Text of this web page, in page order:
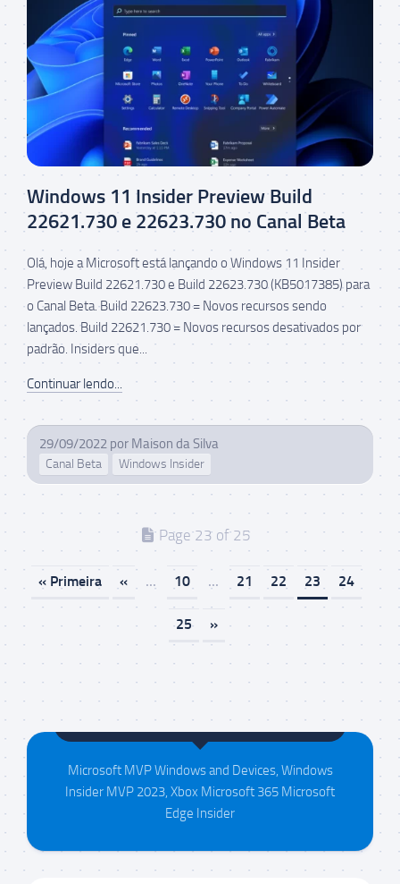
Windows 11 Insider Preview Build
22621.730 e 22623.730 no Canal Beta
Olá, hoje a Microsoft está lançando o Windows 11 Insider
Preview Build 22621.730 e Build 22623.730 (KB5017385) para
o Canal Beta. Build 22623.730 = Novos recursos sendo
lançados. Build 22621.730 = Novos recursos desativados por
padrão. Insiders que...
Continuar lendo...
29/09/2022 por Maison da Silva
Canal Beta Windows Insider
Page 23 of 25
« Primeira « ... 10 ... 21 22 23 24
25 »
Maison da Silva
Microsoft MVP Windows and Devices, Windows
Insider MVP 2023, Xbox Microsoft 365 Microsoft
Edge Insider